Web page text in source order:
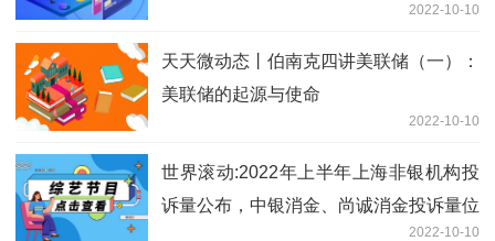
2022-10-10
天天微动态丨伯南克四讲美联储（一）：
美联储的起源与使命
2022-10-10
世界滚动:2022年上半年上海非银机构投
诉量公布，中银消金、尚诚消金投诉量位
2022-10-10